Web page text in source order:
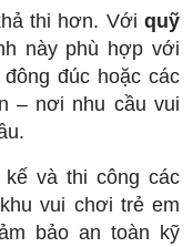
thi hơn. Vớiquỹ
này phù hợp với
đúc hoặc các
– nơi nhu cầu vui
và thi công các
vui chơi trẻ em
bảo an toàn kỹ